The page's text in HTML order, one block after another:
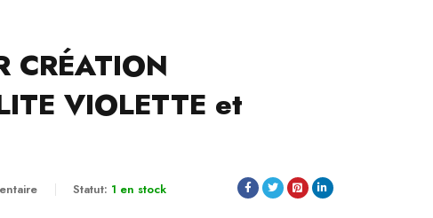
CRÉATION
VIOLETTE et
Statut: 1 en stock